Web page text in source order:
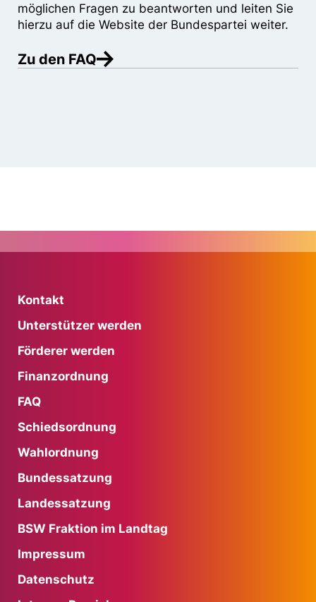
möglichen Fragen zu beantworten und leiten Sie
hierzu auf die Website der Bundespartei weiter.
Zu den FAQ
Kontakt
Unterstützer werden
Förderer werden
Finanzordnung
FAQ
Schiedsordnung
Wahlordnung
Bundessatzung
Landessatzung
BSW Fraktion im Landtag
Impressum
Datenschutz